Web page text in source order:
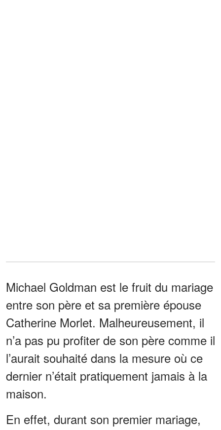
Michael Goldman est le fruit du mariage
entre son père et sa première épouse
Catherine Morlet. Malheureusement, il
n’a pas pu profiter de son père comme il
l’aurait souhaité dans la mesure où ce
dernier n’était pratiquement jamais à la
maison.
En effet, durant son premier mariage,